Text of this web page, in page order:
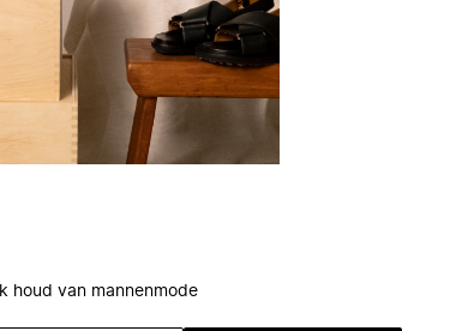
Ik houd van mannenmode